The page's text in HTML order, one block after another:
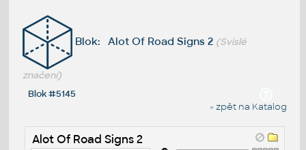
Blok: Alot Of Road Signs 2 (Svislé
značení)
Blok #5145
« zpět na Katalog
Alot Of Road Signs 2